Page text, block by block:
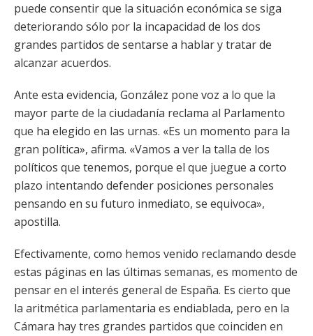
puede consentir que la situación económica se siga
deteriorando sólo por la incapacidad de los dos
grandes partidos de sentarse a hablar y tratar de
alcanzar acuerdos.
Ante esta evidencia, González pone voz a lo que la
mayor parte de la ciudadanía reclama al Parlamento
que ha elegido en las urnas. «Es un momento para la
gran política», afirma. «Vamos a ver la talla de los
políticos que tenemos, porque el que juegue a corto
plazo intentando defender posiciones personales
pensando en su futuro inmediato, se equivoca»,
apostilla.
Efectivamente, como hemos venido reclamando desde
estas páginas en las últimas semanas, es momento de
pensar en el interés general de España. Es cierto que
la aritmética parlamentaria es endiablada, pero en la
Cámara hay tres grandes partidos que coinciden en